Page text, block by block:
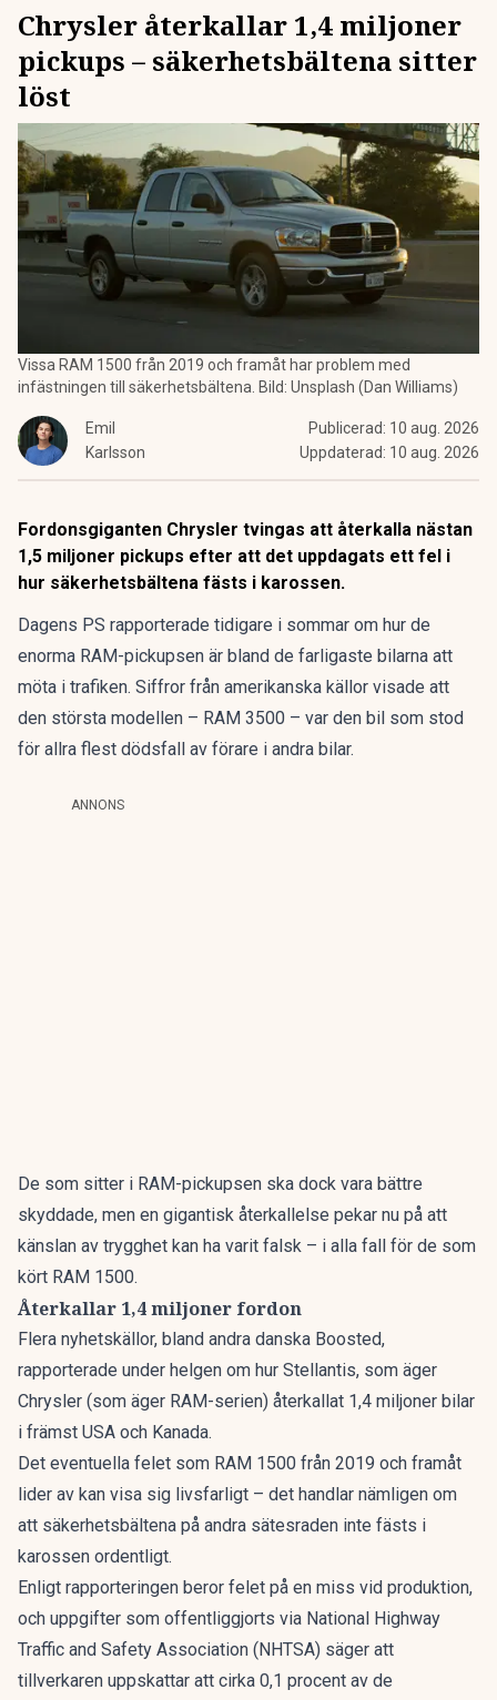
Chrysler återkallar 1,4 miljoner
pickups – säkerhetsbältena sitter
löst
Vissa RAM 1500 från 2019 och framåt har problem med
infästningen till säkerhetsbältena. Bild: Unsplash (Dan Williams)
Emil
Karlsson
Publicerad: 10 aug. 2026
Uppdaterad: 10 aug. 2026
Fordonsgiganten Chrysler tvingas att återkalla nästan
1,5 miljoner pickups efter att det uppdagats ett fel i
hur säkerhetsbältena fästs i karossen.
Dagens PS rapporterade tidigare i sommar om hur de
enorma RAM-pickupsen är bland de farligaste bilarna att
möta i trafiken. Siffror från amerikanska källor visade att
den största modellen – RAM 3500 – var den bil som stod
för allra flest dödsfall av förare i andra bilar.
ANNONS
De som sitter i RAM-pickupsen ska dock vara bättre
skyddade, men en gigantisk återkallelse pekar nu på att
känslan av trygghet kan ha varit falsk – i alla fall för de som
kört RAM 1500.
Återkallar 1,4 miljoner fordon
Flera nyhetskällor, bland andra danska Boosted,
rapporterade under helgen om hur Stellantis, som äger
Chrysler (som äger RAM-serien) återkallat 1,4 miljoner bilar
i främst USA och Kanada.
Det eventuella felet som RAM 1500 från 2019 och framåt
lider av kan visa sig livsfarligt – det handlar nämligen om
att säkerhetsbältena på andra sätesraden inte fästs i
karossen ordentligt.
Enligt rapporteringen beror felet på en miss vid produktion,
och uppgifter som offentliggjorts via National Highway
Traffic and Safety Association (NHTSA) säger att
tillverkaren uppskattar att cirka 0,1 procent av de